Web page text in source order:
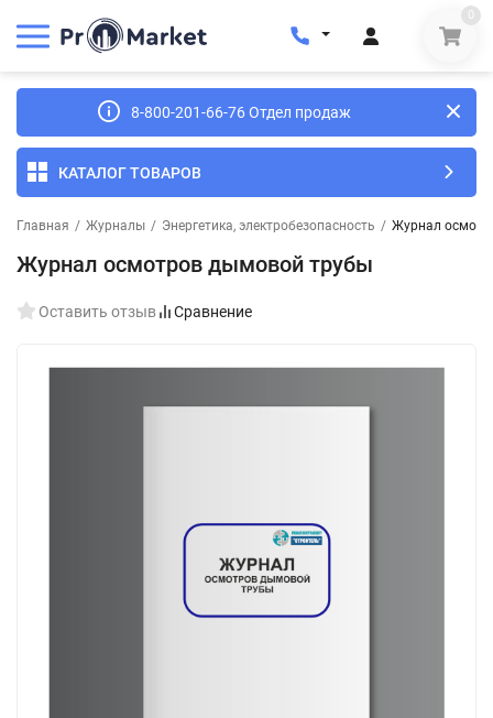
0
8-800-201-66-76 Отдел продаж
КАТАЛОГ ТОВАРОВ
Главная / Журналы / Энергетика, электробезопасность / Журнал
Журнал осмотров дымовой трубы
Оставить отзыв Сравнение